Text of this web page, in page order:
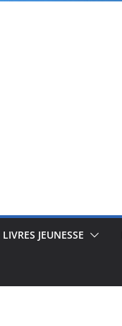
LIVRES JEUNESSE